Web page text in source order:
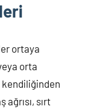
ortaya
orta
kendiliğinden
ağrısı, sırt